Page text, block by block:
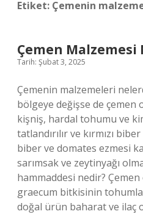
Etiket: Çemenin
Çemen Malzemesi
Tarih: Şubat 3, 2025
Çemenin malzemeleri
bölgeye değişse de çemen
kişniş, hardal tohumu ve
tatlandırılır ve kırmızı
biber ve domates ezmesi
sarımsak ve zeytinyağı
hammaddesi nedir?
graecum bitkisinin
doğal ürün baharat ve ilaç